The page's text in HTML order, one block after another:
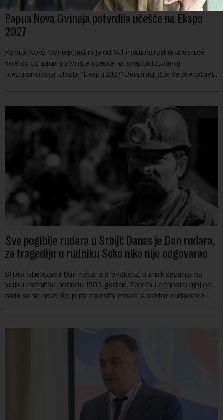
Papua Nova Gvineja potvrdila učešće na Ekspo
2027
Papua Nova Gvineja jedna je od 141 međunarodne učesnice
koje su do sada potvrdile učešće na specijalizovanoj
međunarodnoj izložbi "Ekspu 2027" Beograd, gde će predstaviti
Sve pogibije rudara u Srbiji: Danas je Dan rudara,
za tragediju u rudniku Soko niko nije odgovarao
Srbija obeležava Dan rudara 6. avgusta, u znak sećanja na
veliku radničku pobedu 1903. godine. Zemlja i odnosi u njoj od
tada su se nekoliko puta transformisali, a sektor rudarstva